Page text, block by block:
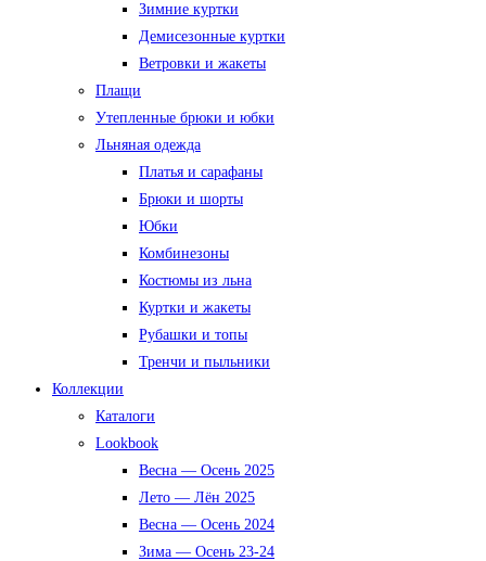
Зимние куртки
Демисезонные куртки
Ветровки и жакеты
Плащи
Утепленные брюки и юбки
Льняная одежда
Платья и сарафаны
Брюки и шорты
Юбки
Комбинезоны
Костюмы из льна
Куртки и жакеты
Рубашки и топы
Тренчи и пыльники
Коллекции
Каталоги
Lookbook
Весна — Осень 2025
Лето — Лён 2025
Весна — Осень 2024
Зима — Осень 23-24